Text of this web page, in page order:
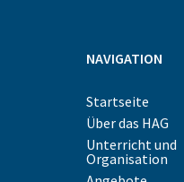
NAVIGATION
Startseite
Über das HAG
Unterricht und
Organisation